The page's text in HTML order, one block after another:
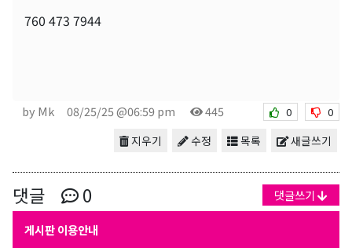
760 473 7944
by Mk 08/25/25 @06:59 pm 445 0 0
새글쓰기
목록
수정
지우기
댓글 0 댓글쓰기
게시판 이용안내